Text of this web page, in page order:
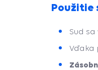
Použitie
Sud sa
Vďaka